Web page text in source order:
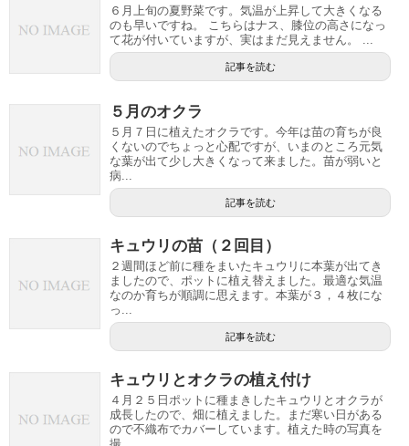
６月上旬の夏野菜です。気温が上昇して大きくなる
のも早いですね。 こちらはナス、膝位の高さになっ
て花が付いていますが、実はまだ見えません。 ...
記事を読む
５月のオクラ
５月７日に植えたオクラです。今年は苗の育ちが良
くないのでちょっと心配ですが、いまのところ元気
な葉が出て少し大きくなって来ました。苗が弱いと
病...
記事を読む
キュウリの苗（２回目）
２週間ほど前に種をまいたキュウリに本葉が出てき
ましたので、ポットに植え替えました。最適な気温
なのか育ちが順調に思えます。本葉が３，４枚にな
っ...
記事を読む
キュウリとオクラの植え付け
４月２５日ポットに種まきしたキュウリとオクラが
成長したので、畑に植えました。まだ寒い日がある
ので不織布でカバーしています。植えた時の写真を